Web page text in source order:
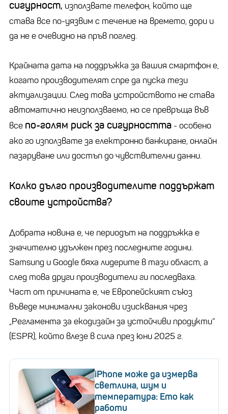
сигурност, използвате телефон, който ще
става все по-уязвим с течение на времето, дори и
да не е очевидно на пръв поглед.
Крайната дата на поддръжка за вашия смартфон е,
когато производителят спре да пуска тези
актуализации. След това устройството не става
автоматично неизползваемо, но се превръща във
все по-голям риск за сигурността - особено
ако го използвате за електронно банкиране, онлайн
пазаруване или достъп до чувствителни данни.
Колко дълго производителите поддържат
своите устройства?
Добрата новина е, че периодът на поддръжка е
значително удължен през последните години.
Samsung и Google бяха лидерите в тази област, а
след това други производители ги последваха.
Част от причината е, че Европейският съюз
въведе минимални законови изисквания чрез
„Регламента за екодизайн за устойчиви продукти“
(ESPR), който влезе в сила през юни 2025 г.
iPhone може да измерва
светлина, шум и
температура: Ето как
работи